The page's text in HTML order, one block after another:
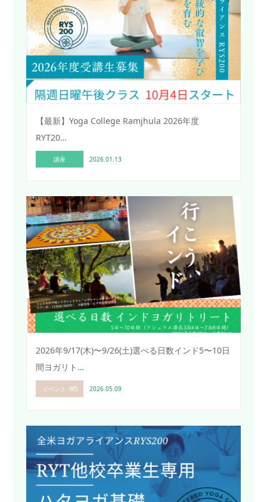
【最新】Yoga College Ramjhula 2026年度
RYT20…
講座 2026.01.13
2026年9/17(木)〜9/26(土)選べる日数インド5〜10日
間ヨガリト…
イベント･WS 2026.05.09